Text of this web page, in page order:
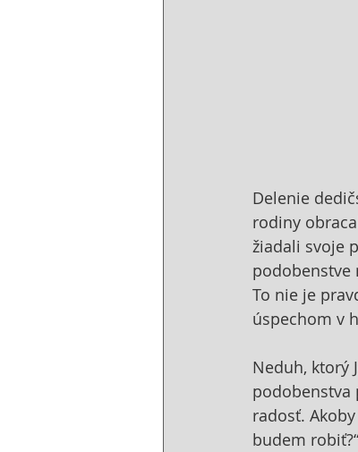
Delenie
rodiny
žiadali svoje
podobenstve
To nie je
úspechom v
Neduh, ktorý
podobenstva
radosť.
budem